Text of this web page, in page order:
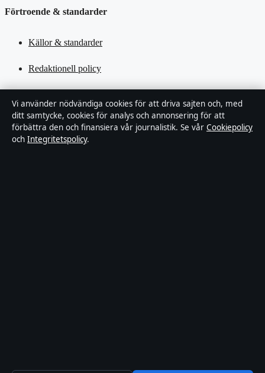
Förtroende & standarder
Källor & standarder
Redaktionell policy
Tillgänglighetsredogörelse
Kändisar & integritet
Vi använder nödvändiga cookies för att driva sajten och, med
ditt samtycke, cookies för analys och annonsering för att
förbättra den och finansiera vår journalistik. Se vår Cookiepolicy
och Integritetspolicy.